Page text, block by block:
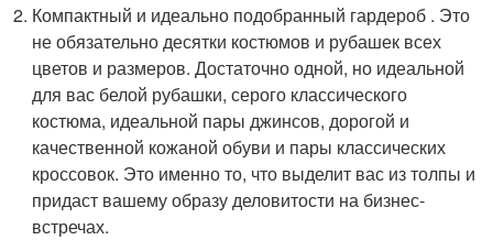
Компактный и идеально подобранный гардероб . Это
не обязательно десятки костюмов и рубашек всех
цветов и размеров. Достаточно одной, но идеальной
для вас белой рубашки, серого классического
костюма, идеальной пары джинсов, дорогой и
качественной кожаной обуви и пары классических
кроссовок. Это именно то, что выделит вас из толпы и
придаст вашему образу деловитости на бизнес-
встречах.